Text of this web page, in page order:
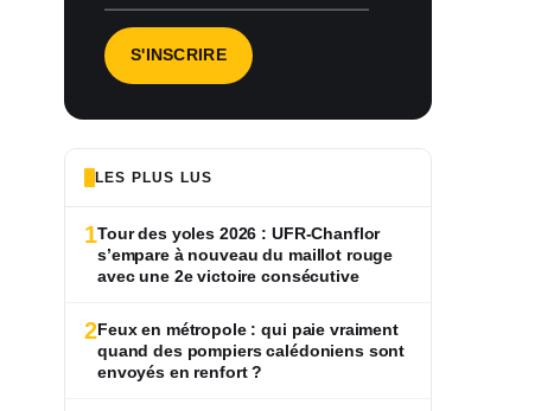
LES PLUS LUS
1Tour des yoles 2026 : UFR-Chanflor
s’empare à nouveau du maillot rouge
avec une 2e victoire consécutive
2Feux en métropole : qui paie vraiment
quand des pompiers calédoniens sont
envoyés en renfort ?